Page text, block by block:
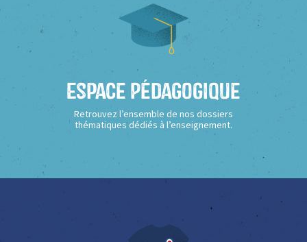
Espace Pédagogique
Retrouvez l’ensemble de nos dossiers
thématiques dédiés à l’enseignement.